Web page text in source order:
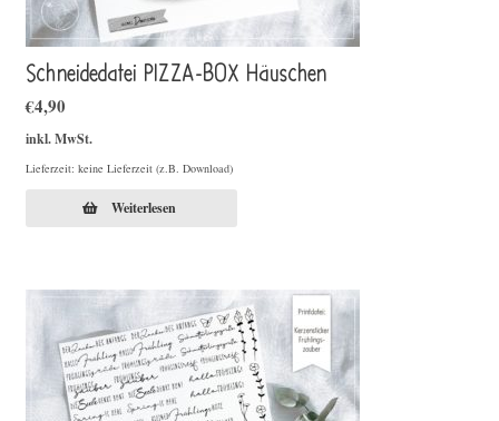
Schneidedatei PIZZA-BOX Häuschen
€4,90
inkl. MwSt.
Lieferzeit: keine Lieferzeit (z.B. Download)
Weiterlesen